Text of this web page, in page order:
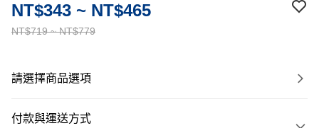
NT$719 ~ NT$779
NT$343 ~ NT$465
請選擇商品選項
付款與運送方式